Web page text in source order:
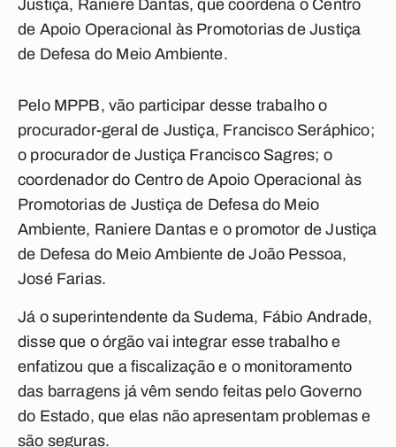
Justiça, Raniere Dantas, que coordena o Centro
de Apoio Operacional às Promotorias de Justiça
de Defesa do Meio Ambiente.
Pelo MPPB, vão participar desse trabalho o
procurador-geral de Justiça, Francisco Seráphico;
o procurador de Justiça Francisco Sagres; o
coordenador do Centro de Apoio Operacional às
Promotorias de Justiça de Defesa do Meio
Ambiente, Raniere Dantas e o promotor de Justiça
de Defesa do Meio Ambiente de João Pessoa,
José Farias.
Já o superintendente da Sudema, Fábio Andrade,
disse que o órgão vai integrar esse trabalho e
enfatizou que a fiscalização e o monitoramento
das barragens já vêm sendo feitas pelo Governo
do Estado, que elas não apresentam problemas e
são seguras.